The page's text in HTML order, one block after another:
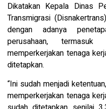
Dikatakan Kepala Dinas
Transmigrasi
dengan adanya
perusahaan,
memperkerjakan tenaga
ditetapkan.
“Ini sudah menjadi
memperkerjakan tenaga